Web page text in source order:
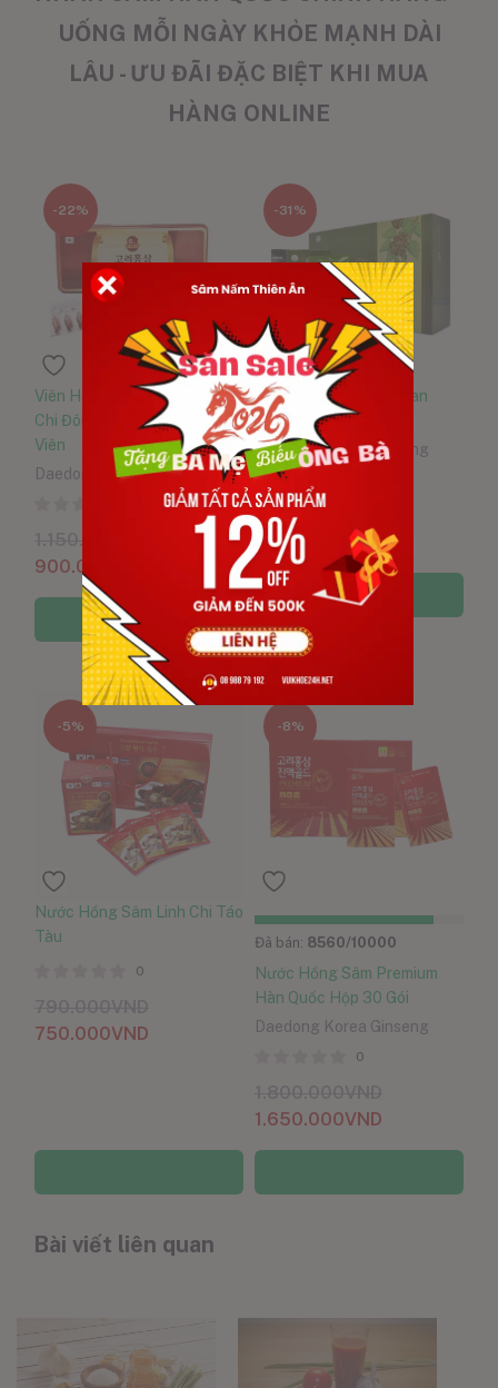
UỐNG MỖI NGÀY KHỎE MẠNH DÀI
LÂU - ƯU ĐÃI ĐẶC BIỆT KHI MUA
HÀNG ONLINE
-22%
Viên Hồng Sâm Nhung Linh
Chi Đông Trùng Hạ Thảo 120
Viên
Daedong Korea Ginseng
900.000
Thêm vào giỏ hàng
-31%
Nước Hồng Sâm Bổ Gan
Deadong Hộp 30 Gói
Daedong Korea Ginseng
1.250.000
860.000
VND
Thêm vào giỏ hàng
-5%
Nước Hồng Sâm Linh Chi Táo
Tàu
0
750.000VND
-8%
Đã bán: 8560/10000
Nước Hồng Sâm Premium
Hàn Quốc Hộp 30 Gói
Daedong Korea Ginseng
0
1.650.000VND
Bài viết liên quan